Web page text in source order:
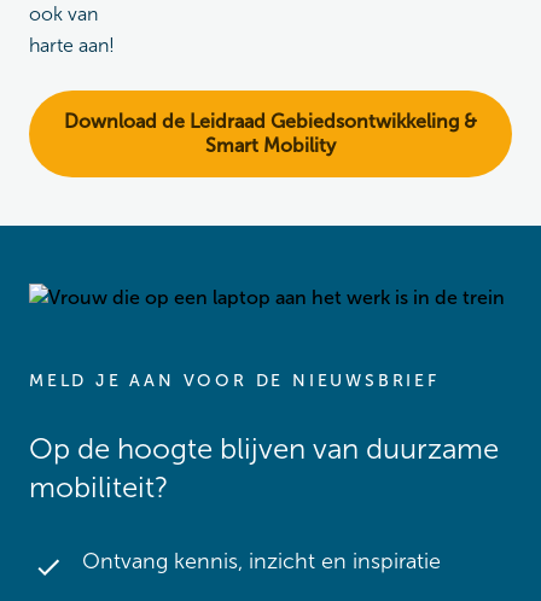
ook van
harte aan!
Download de Leidraad Gebiedsontwikkeling &
Smart Mobility
MELD JE AAN VOOR DE NIEUWSBRIEF
Op de hoogte blijven van duurzame
mobiliteit?
Ontvang kennis, inzicht en inspiratie